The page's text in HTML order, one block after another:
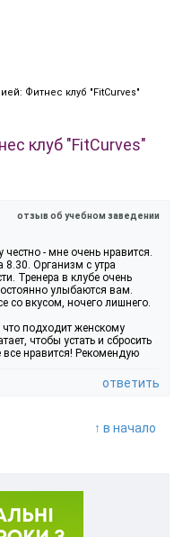
Фитнес клуб "FitCurves"
клуб "FitCurves"
отзыв об учебном заведении
- мне очень нравится.
8.30. Организм с утра
Тренера в клубе очень
улыбаются вам.
со вкусом, ночего лишнего.
что подходит женскому
чтобы устать и сбросить
нравится! Рекомендую
ответить
↑ в начало